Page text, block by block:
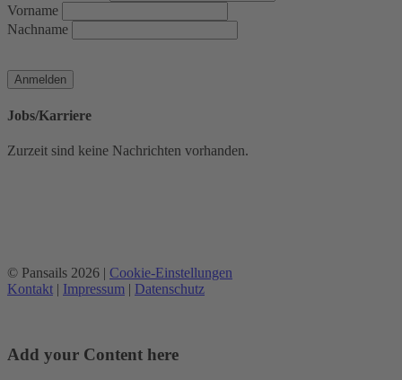
Vorname
Nachname
Jobs/Karriere
Zurzeit sind keine Nachrichten vorhanden.
© Pansails 2026 | Cookie-Einstellungen
Kontakt
Impressum Datenschutz
Add your Content here